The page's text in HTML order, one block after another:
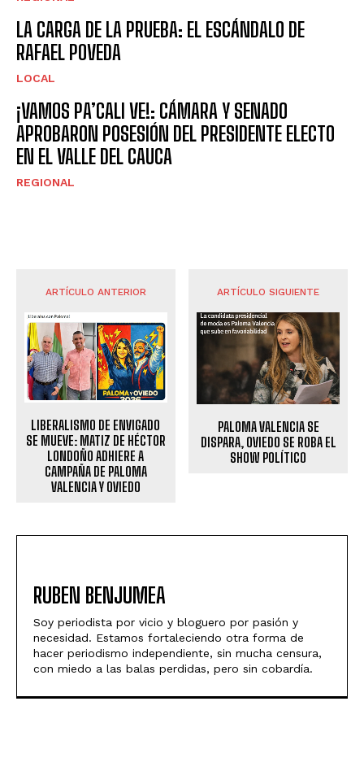
LA CARGA DE LA PRUEBA: EL ESCÁNDALO DE
RAFAEL POVEDA
LOCAL
¡VAMOS PA’CALI VE!: CÁMARA Y SENADO
APROBARON POSESIÓN DEL PRESIDENTE ELECTO
EN EL VALLE DEL CAUCA
REGIONAL
ARTÍCULO ANTERIOR
LIBERALISMO DE ENVIGADO
SE MUEVE: MATIZ DE HÉCTOR
LONDOÑO ADHIERE A
CAMPAÑA DE PALOMA
VALENCIA Y OVIEDO
ARTÍCULO SIGUIENTE
PALOMA VALENCIA SE
DISPARA, OVIEDO SE ROBA EL
SHOW POLÍTICO
RUBEN BENJUMEA
Soy periodista por vicio y bloguero por pasión y
necesidad. Estamos fortaleciendo otra forma de
hacer periodismo independiente, sin mucha censura,
con miedo a las balas perdidas, pero sin cobardía.